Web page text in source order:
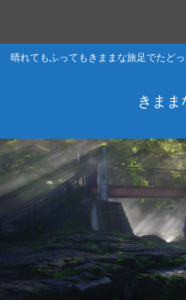
晴れてもふってもきままな旅足でたど
きまま